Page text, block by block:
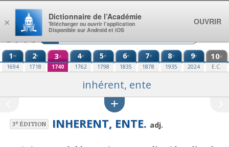
Aller au contenu
1re
1694
2e
1718
3e
1740
4e
1762
5e
1798
6e
1835
7e
1878
8e
1935
9e
2024
10e
E.C.
inhérent, ente
3eÉDITION INHERENT, ENTE. adj.
×
Dictionnaire de l’Académie
Télécharger ou ouvrir l’application
Disponible sur Android et iOS
OUVRIR